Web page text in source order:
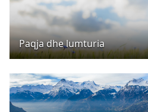
Paqja dhe lumturia